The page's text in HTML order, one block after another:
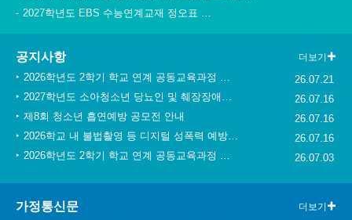
폭염시 노동자 온열질환 예방수칙
공지사항 더보기
2026학년도 2학기 학교 연계 공동교육과정 추가 모집 안내
26.07.21
2027학년도 소아청소년 당뇨인 및 췌장장애인을 위한 푸른빛 희망 장학금 지원사업 안내
26.07.16
제8회 청소년 흡연예방 공모전 안내
26.07.16
2026학교 내 불법촬영 등 디지털 성폭력 예방 숏폼 영상 공모전 안내
26.07.16
2026학년도 2학기 학교 연계 공동교육과정 참여 학생 모집 안내
26.07.03
가정통신문 더보기